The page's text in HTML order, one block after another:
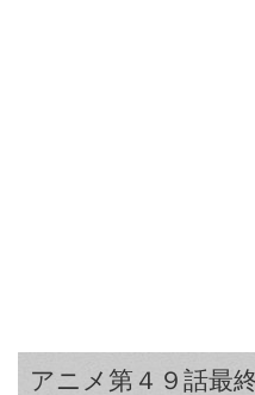
アニメ第４９話最